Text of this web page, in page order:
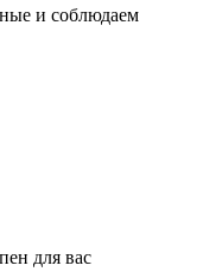
и соблюдаем
для вас